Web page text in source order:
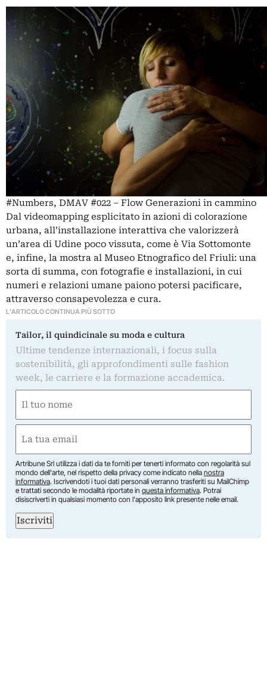
#Numbers, DMAV #022 – Flow Generazioni in cammino
Dal videomapping esplicitato in azioni di colorazione
urbana, all’installazione interattiva che valorizzerà
un’area di Udine poco vissuta, come è Via Sottomonte
e, infine, la mostra al Museo Etnografico del Friuli: una
sorta di summa, con fotografie e installazioni, in cui
numeri e relazioni umane paiono potersi pacificare,
attraverso consapevolezza e cura.
L'ARTICOLO CONTINUA PIÙ SOTTO
Tailor, il quindicinale su moda e cultura
Ultime tendenze internazionali, i focus sulla
sostenibilità, gli approfondimenti sulle fashion
week, le carriere e la formazione accademica.
(Required)
First
(Required)
Artribune Srl utilizza i dati da te forniti per tenerti informato con regolarità sul
mondo dell'arte, nel rispetto della privacy come indicato nella nostra
informativa. Iscrivendoti i tuoi dati personali verranno trasferiti su MailChimp
e trattati secondo le modalità riportate in questa informativa. Potrai
disiscriverti in qualsiasi momento con l'apposito link presente nelle email.
Iscriviti